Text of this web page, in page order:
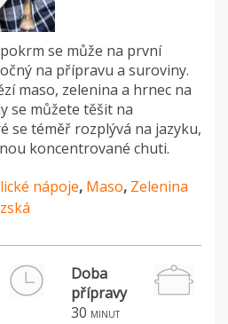
se může na první
na přípravu a suroviny.
maso, zelenina a hrnec na
se můžete těšit na
se téměř rozplývá na jazyku,
koncentrované chuti.
nápoje, Maso, Zelenina
Doba
přípravy
30 minut